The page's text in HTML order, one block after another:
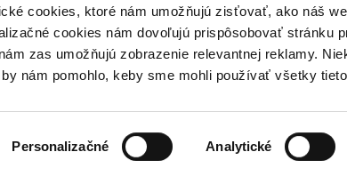
cookies, ktoré nám umožňujú zisťovať, ako náš
cookies nám dovoľujú prispôsobovať stránku
zas umožňujú zobrazenie relevantnej reklamy.
nám pomohlo, keby sme mohli používať všetky
Personalizačné Analytické